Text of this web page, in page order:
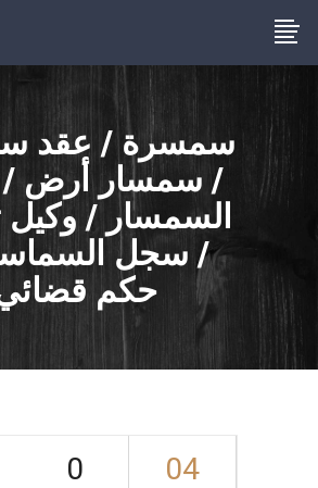
سمسرة / عقد
/ سمسار أرض
السمسار / وكيل
/ سجل
حكم
04
0